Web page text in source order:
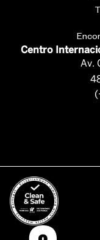
Centro
Av.